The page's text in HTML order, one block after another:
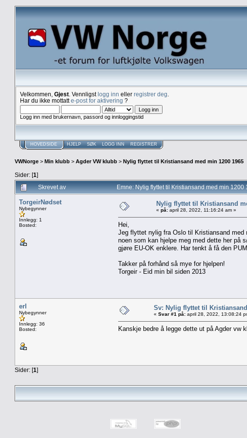
Velkommen, Gjest . Vennligstlogg inn eller registrer deg
Har du ikke mottatte-post for aktivering ?
Logg inn med brukernavn, passord og innloggingstid
HOVEDSIDE HJELP SØK LOGG INN REGISTRER
VWNorge > Min klubb > Agder VW klubb > Nylig flyttet til Kristiansand med min 1200 1965
Sider: [1]
Skrevet av Emne: Nylig flyttet til Kristiansand med min
TorgeirNødset
Nybegynner
Innlegg: 1
Bosted:
Nylig flyttet til Kristiansand
« på: april 28, 2022, 11:16:24 am »
Hei,
Jeg flyttet nylig fra Oslo til Kristiansand med
noen som kan hjelpe meg med dette her på
gjøre EU-OK enklere. Har tenkt å få den
Takker på forhånd så mye for hjelpen!
Torgeir - Eid min bil siden 2013
erl
Nybegynner
Innlegg: 36
Bosted:
Sv: Nylig flyttet til
« Svar #1 på: april 28, 2022, 13:08:24
Kanskje bedre å legge dette ut på Agder vw
Sider: [1]